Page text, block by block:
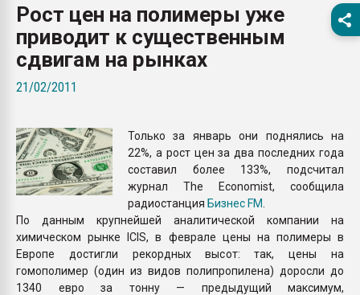
вакуумного
Продам отходы
поликарбоната и АБС-
Рост цен на полимеры уже
приводит к существенным
сдвигам на рынках
21/02/2011
Только за январь они поднялись на
22%, а рост цен за два последних года
составил более 133%, подсчитал
журнал The Economist, сообщила
радиостанция Бизнес FM
По данным крупнейшей аналитической компании на
химическом рынке ICIS, в феврале цены на полимеры в
Европе достигли рекордных высот: так, цены на
гомополимер (один из видов полипропилена) доросли до
1340 евро за тонну — предыдущий максимум,